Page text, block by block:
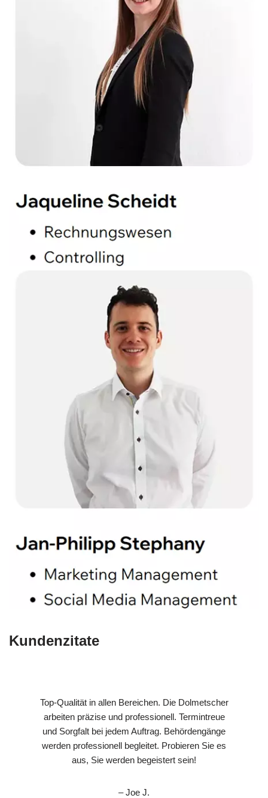
Kundenzitate
Top-Qualität in allen Bereichen. Die Dolmetscher
arbeiten präzise und professionell. Termintreue
und Sorgfalt bei jedem Auftrag. Behördengänge
werden professionell begleitet. Probieren Sie es
aus, Sie werden begeistert sein!
– Joe J.